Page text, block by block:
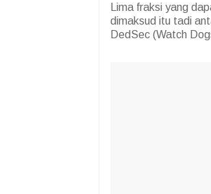
Lima fraksi yang
dimaksud itu tadi
DedSec (Watch